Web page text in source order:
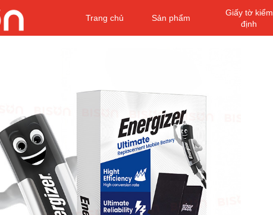
Trang chủ Sản phẩm
Giấy tờ kiểm
định